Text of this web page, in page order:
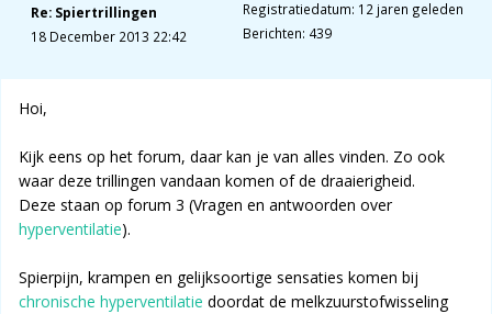
Re: Spiertrillingen
18 December 2013 22:42
Registratiedatum: 12 jaren geleden
Berichten: 439
Hoi,
Kijk eens op het forum, daar kan je van alles vinden. Zo ook
waar deze trillingen vandaan komen of de draaierigheid.
Deze staan op forum 3 (Vragen en antwoorden over
hyperventilatie).
Spierpijn, krampen en gelijksoortige sensaties komen bij
chronische hyperventilatie doordat de melkzuurstofwisseling